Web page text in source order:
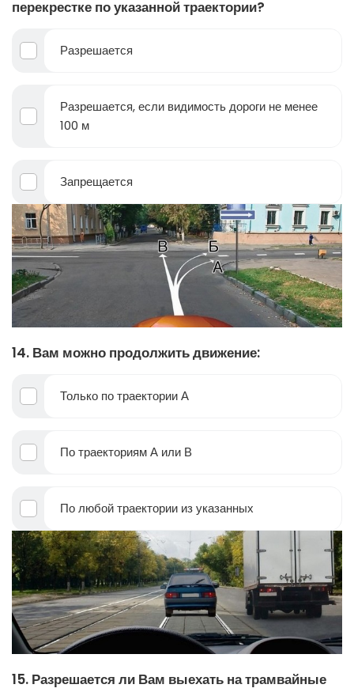
перекрестке по указанной траектории?
Разрешается
Разрешается, если видимость дороги не менее
100 м
Запрещается
14. Вам можно продолжить движение:
Только по траектории А
По траекториям А или В
По любой траектории из указанных
15. Разрешается ли Вам выехать на трамвайные